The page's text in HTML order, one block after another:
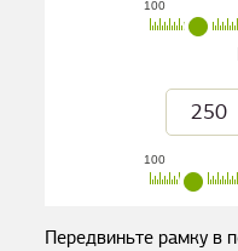
100
100
Передвиньте рамку в